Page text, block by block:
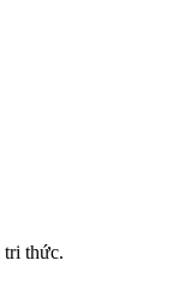
tri thức.